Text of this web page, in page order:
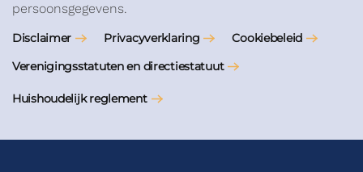
persoonsgegevens.
Disclaimer Privacyverklaring
Cookiebeleid
Verenigingsstatuten en directiestatuut
Huishoudelijk reglement